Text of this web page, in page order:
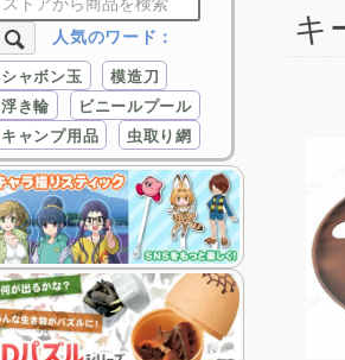
キ
人気のワード：
シャボン玉
模造刀
浮き輪
ビニールプール
キャンプ用品
虫取り網